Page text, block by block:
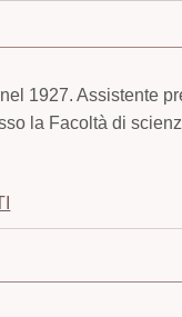
1927. Assistente
la Facoltà di